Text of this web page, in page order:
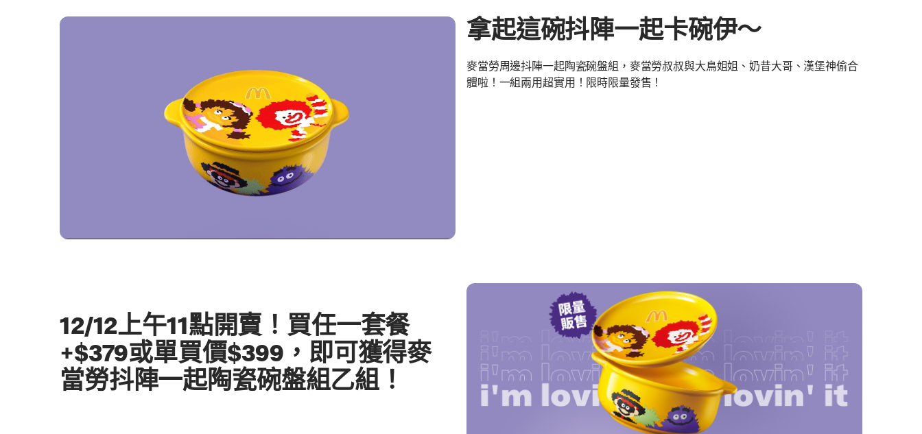
拿起這碗抖陣一起卡碗伊～
麥當勞周邊抖陣一起陶瓷碗盤組，麥當勞叔叔與大鳥姐姐、奶昔大哥、漢堡神偷合
體啦！一組兩用超實用！限時限量發售！
12/12上午11點開賣！買任一套餐
+$379或單買價$399，即可獲得麥
當勞抖陣一起陶瓷碗盤組乙組！